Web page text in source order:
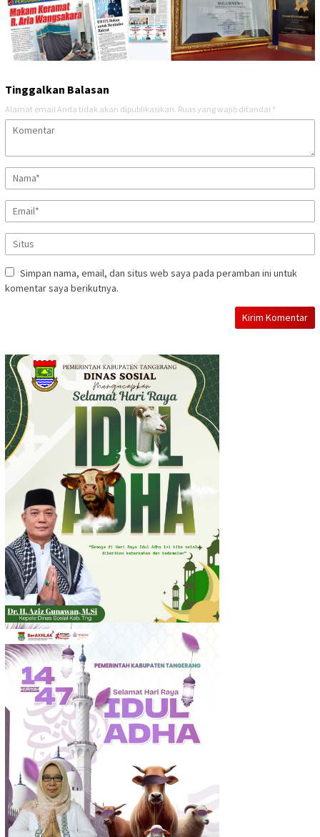
Tinggalkan Balasan
Alamat email Anda tidak akan dipublikasikan. Ruas yang wajib ditandai *
Simpan nama, email, dan situs web saya pada peramban ini untuk
komentar saya berikutnya.